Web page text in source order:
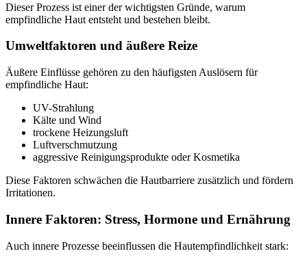
Dieser Prozess ist einer der wichtigsten Gründe, warum
empfindliche Haut entsteht und bestehen bleibt.
Umweltfaktoren und äußere Reize
Äußere Einflüsse gehören zu den häufigsten Auslösern für
empfindliche Haut:
UV-Strahlung
Kälte und Wind
trockene Heizungsluft
Luftverschmutzung
aggressive Reinigungsprodukte oder Kosmetika
Diese Faktoren schwächen die Hautbarriere zusätzlich und fördern
Irritationen.
Innere Faktoren: Stress, Hormone und Ernährung
Auch innere Prozesse beeinflussen die Hautempfindlichkeit stark: